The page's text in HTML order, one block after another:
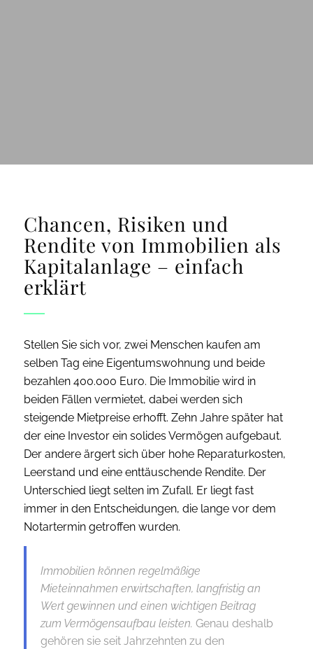
Chancen, Risiken und
Rendite von Immobilien als
Kapitalanlage – einfach
erklärt
Stellen Sie sich vor, zwei Menschen kaufen am
selben Tag eine Eigentumswohnung und beide
bezahlen 400.000 Euro. Die Immobilie wird in
beiden Fällen vermietet, dabei werden sich
steigende Mietpreise erhofft. Zehn Jahre später hat
der eine Investor ein solides Vermögen aufgebaut.
Der andere ärgert sich über hohe Reparaturkosten,
Leerstand und eine enttäuschende Rendite. Der
Unterschied liegt selten im Zufall. Er liegt fast
immer in den Entscheidungen, die lange vor dem
Notartermin getroffen wurden.
Immobilien können regelmäßige
Mieteinnahmen erwirtschaften, langfristig an
Wert gewinnen und einen wichtigen Beitrag
zum Vermögensaufbau leisten. Genau deshalb
gehören sie seit Jahrzehnten zu den